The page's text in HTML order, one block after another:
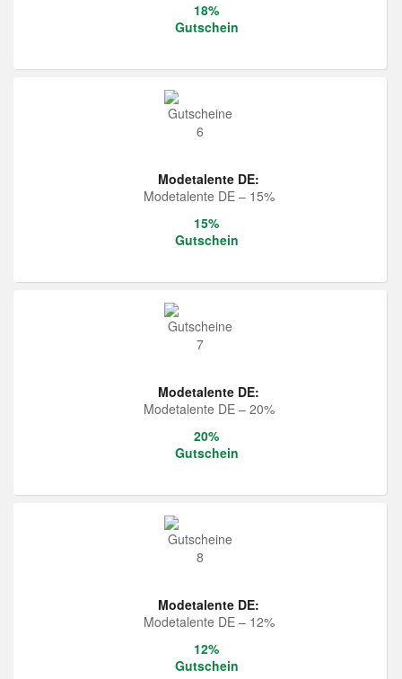
18%
Gutschein
Modetalente DE:
Modetalente DE – 15%
15%
Gutschein
Modetalente DE:
Modetalente DE – 20%
20%
Gutschein
Modetalente DE:
Modetalente DE – 12%
12%
Gutschein